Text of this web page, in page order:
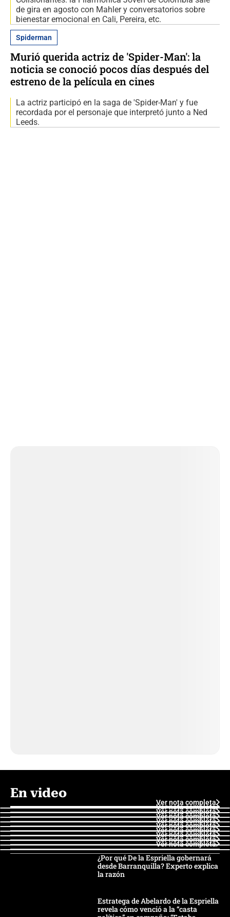
de gira en agosto con Mahler y conversatorios sobre
bienestar emocional en Cali, Pereira, etc.
Spiderman
Murió querida actriz de 'Spider-Man': la
noticia se conoció pocos días después del
estreno de la película en cines
La actriz participó en la saga de 'Spider-Man' y fue
recordada por el personaje que interpretó junto a Ned
Leeds.
En video
Ver nota completa
Ver nota completa
Ver nota completa
Ver nota completa
Ver nota completa
Ver nota completa
Ver nota completa
Ver nota completa
Ver nota completa
Ver nota completa
¿Por qué De la Espriella gobernará
desde Barranquilla? Experto explica
la razón
Estratega de Abelardo de la Espriella
revela cómo venció a la “casta